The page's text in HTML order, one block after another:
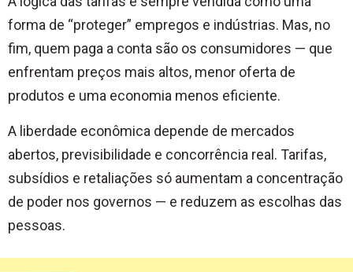
forma de “proteger” empregos e indústrias. Mas, no
fim, quem paga a conta são os consumidores — que
enfrentam preços mais altos, menor oferta de
produtos e uma economia menos eficiente.
A liberdade econômica depende de mercados
abertos, previsibilidade e concorrência real. Tarifas,
subsídios e retaliações só aumentam a concentração
de poder nos governos — e reduzem as escolhas das
pessoas.